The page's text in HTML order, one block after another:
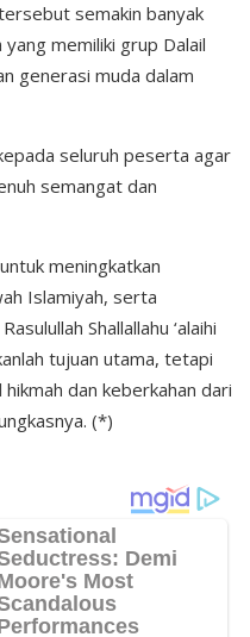
semakin banyak
memiliki grup Dalail
generasi muda dalam
seluruh peserta agar
semangat dan
meningkatkan
Islamiyah, serta
Shallallahu ‘alaihi
tujuan utama, tetapi
dan keberkahan dari
(*)